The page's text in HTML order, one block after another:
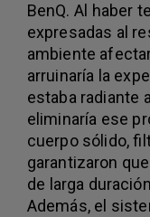
BenQ. Al haber
expresadas al
ambiente
arruinaría la
estaba radiante
eliminaría ese
cuerpo sólido,
garantizaron
de larga
Además, el